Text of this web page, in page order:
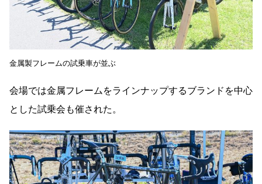
金属製フレームの試乗車が並ぶ
会場では金属フレームをラインナップするブランドを中心
とした試乗会も催された。